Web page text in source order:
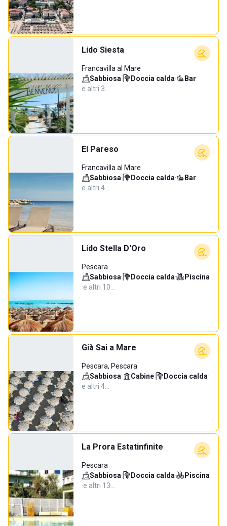
Lido Siesta
Francavilla al Mare
Sabbiosa· Doccia calda· Bar·
e altri 3…
El Pareso
Francavilla al Mare
Sabbiosa· Doccia calda· Bar·
e altri 4…
Lido Stella D'Oro
Pescara
Sabbiosa· Doccia calda·
Piscina
·e altri 10…
Già Sai a Mare
Pescara, Pescara
Sabbiosa· Cabine· Doccia calda·
e altri 4…
La Prora Estatinfinite
Pescara
Sabbiosa· Doccia calda·
Piscina
·e altri 13…